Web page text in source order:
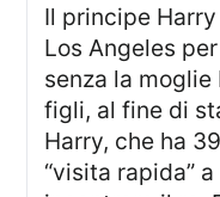
Il principe Harry ha rapidamente lasciato
Los Angeles
senza la
figli, al fine di
Harry, che ha
“visita rapida”